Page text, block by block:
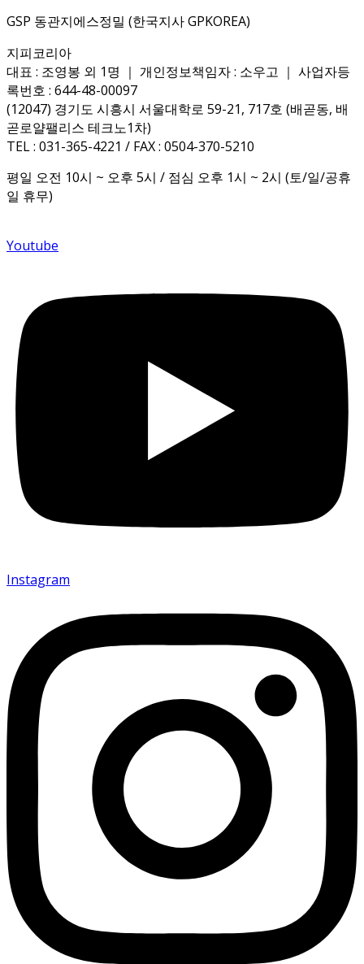
GSP 동관지에스정밀 (한국지사 GPKOREA)
지피코리아
대표 : 조영봉 외 1명 ｜ 개인정보책임자 : 소우고 ｜ 사업자등
록번호 : 644-48-00097
(12047) 경기도 시흥시 서울대학로 59-21, 717호 (배곧동, 배
곧로얄팰리스 테크노1차)
TEL : 031-365-4221 / FAX : 0504-370-5210
평일 오전 10시 ~ 오후 5시 / 점심 오후 1시 ~ 2시 (토/일/공휴
일 휴무)
Youtube
Instagram